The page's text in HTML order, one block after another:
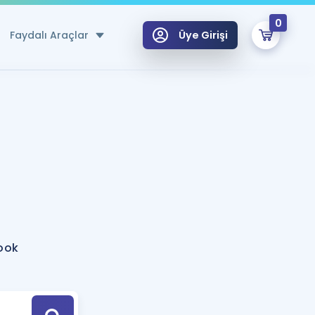
Faydalı Araçlar
Hesaplama Aracı
için Öneriler
Tek Takvimde
Üye Girişi
0
Hoca ile seni sınava hazırlayacak onlarca eğitim seni bekliyor!